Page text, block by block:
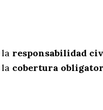
la responsabilidad
cobertura